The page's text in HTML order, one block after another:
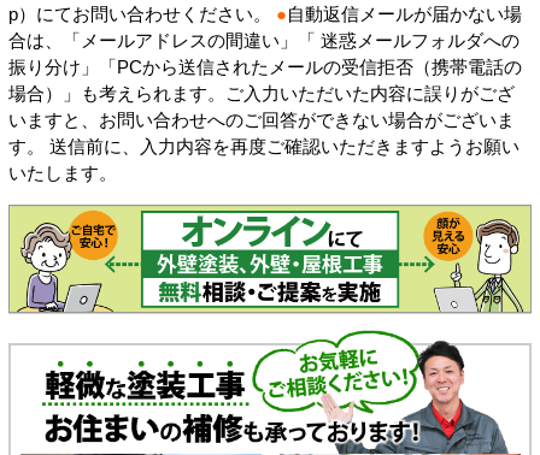
p）にてお問い合わせください。 ●自動返信メールが届かない場
合は、「メールアドレスの間違い」「 迷惑メールフォルダへの
振り分け」「PCから送信されたメールの受信拒否（携帯電話の
場合）」も考えられます。ご入力いただいた内容に誤りがござ
いますと、お問い合わせへのご回答ができない場合がございま
す。 送信前に、入力内容を再度ご確認いただきますようお願い
いたします。